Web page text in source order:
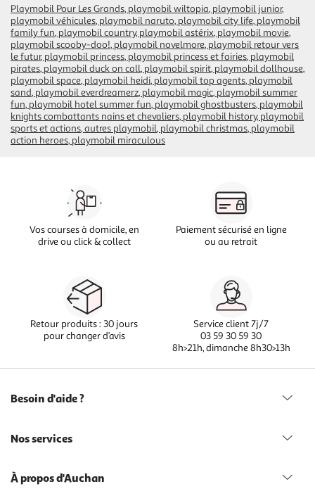
Playmobil Pour Les Grands playmobil wiltopia playmobil junior
playmobil véhicules playmobil naruto playmobil city life playmobil
family fun playmobil country playmobil astérix playmobil movie
playmobil scooby-doo! playmobil novelmore playmobil retour vers
le futur playmobil princess playmobil princess et fairies playmobil
pirates playmobil duck on call playmobil spirit playmobil dollhouse
playmobil space playmobil heidi playmobil top agents playmobil
sand playmobil everdreamerz playmobil magic playmobil summer
fun playmobil hotel summer fun playmobil ghostbusters playmobil
knights combattants nains et chevaliers playmobil history playmobil
sports et actions autres playmobil playmobil christmas playmobil
action heroes playmobil miraculous
Vos courses à domicile, en
drive ou click & collect
Paiement sécurisé en ligne
ou au retrait
Retour produits : 30 jours
pour changer d’avis
Service client 7j/7
03 59 30 59 30
8h>21h, dimanche 8h30>13h
Besoin d'aide ?
Nos services
À propos d'Auchan